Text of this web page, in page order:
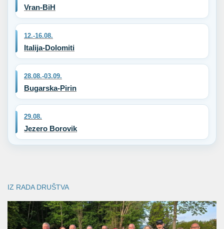
Vran-BiH
12.-16.08.
Italija-Dolomiti
28.08.-03.09.
Bugarska-Pirin
29.08.
Jezero Borovik
IZ RADA DRUŠTVA